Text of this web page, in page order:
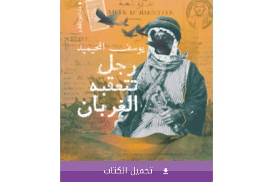
تحميل الكتاب